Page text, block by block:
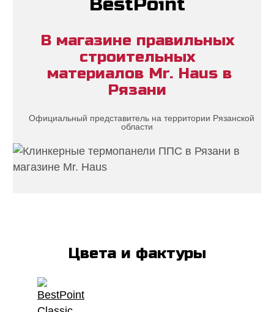
BestPoint
В магазине правильных
строительных
материалов Mr. Haus в
Рязани
Официальный представитель на территории Рязанской
области
Цвета и фактуры